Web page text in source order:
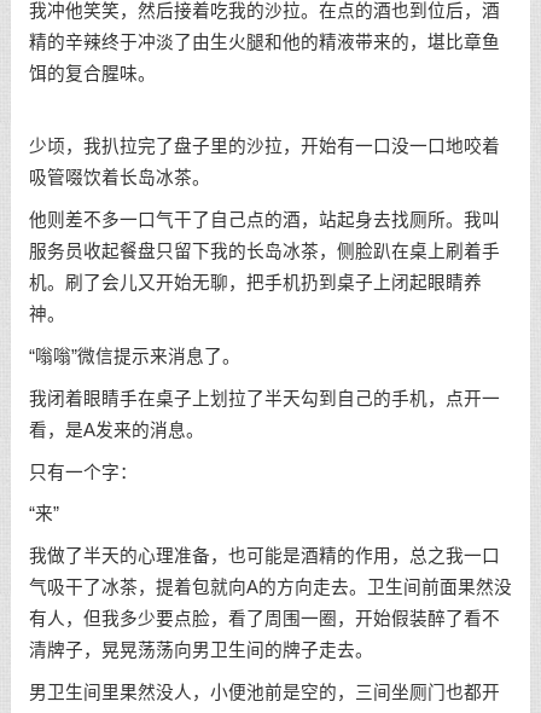
我冲他笑笑，然后接着吃我的沙拉。在点的酒也到位后，酒
精的辛辣终于冲淡了由生火腿和他的精液带来的，堪比章鱼
饵的复合腥味。
少顷，我扒拉完了盘子里的沙拉，开始有一口没一口地咬着
吸管啜饮着长岛冰茶。
他则差不多一口气干了自己点的酒，站起身去找厕所。我叫
服务员收起餐盘只留下我的长岛冰茶，侧脸趴在桌上刷着手
机。刷了会儿又开始无聊，把手机扔到桌子上闭起眼睛养
神。
“嗡嗡”微信提示来消息了。
我闭着眼睛手在桌子上划拉了半天勾到自己的手机，点开一
看，是A发来的消息。
只有一个字：
“来”
我做了半天的心理准备，也可能是酒精的作用，总之我一口
气吸干了冰茶，提着包就向A的方向走去。卫生间前面果然没
有人，但我多少要点脸，看了周围一圈，开始假装醉了看不
清牌子，晃晃荡荡向男卫生间的牌子走去。
男卫生间里果然没人，小便池前是空的，三间坐厕门也都开